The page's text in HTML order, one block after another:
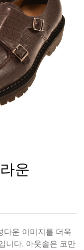
운
다운 이미지를 더욱
니다. 아웃솔은 코만